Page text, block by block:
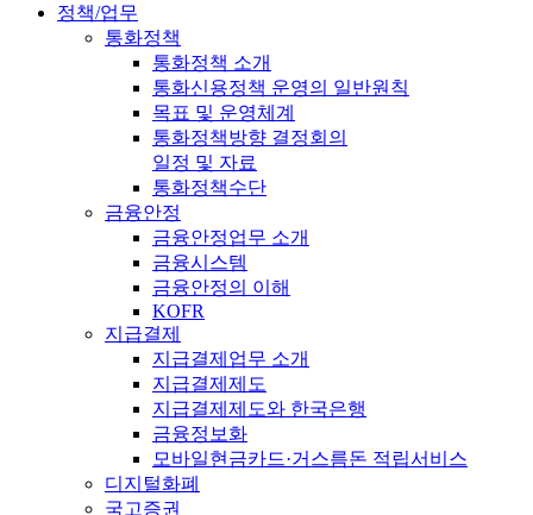
정책/업무
통화정책
통화정책 소개
통화신용정책 운영의 일반원칙
목표 및 운영체계
통화정책방향 결정회의
일정 및 자료
통화정책수단
금융안정
금융안정업무 소개
금융시스템
금융안정의 이해
KOFR
지급결제
지급결제업무 소개
지급결제제도
지급결제제도와 한국은행
금융정보화
모바일현금카드·거스름돈 적립서비스
디지털화폐
국고증권